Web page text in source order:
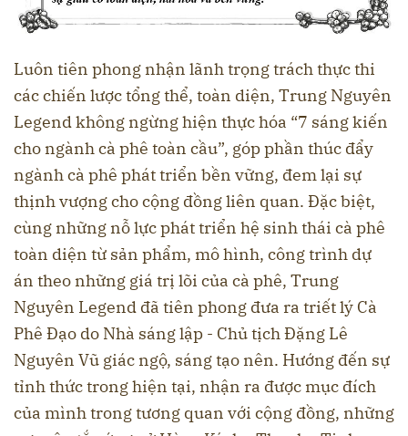
Luôn tiên phong nhận lãnh trọng trách thực thi
các chiến lược tổng thể, toàn diện, Trung Nguyên
Legend không ngừng hiện thực hóa “7 sáng kiến
cho ngành cà phê toàn cầu”, góp phần thúc đẩy
ngành cà phê phát triển bền vững, đem lại sự
thịnh vượng cho cộng đồng liên quan. Đặc biệt,
cùng những nỗ lực phát triển hệ sinh thái cà phê
toàn diện từ sản phẩm, mô hình, công trình dự
án theo những giá trị lõi của cà phê, Trung
Nguyên Legend đã tiên phong đưa ra triết lý Cà
Phê Đạo do Nhà sáng lập - Chủ tịch Đặng Lê
Nguyên Vũ giác ngộ, sáng tạo nên. Hướng đến sự
tỉnh thức trong hiện tại, nhận ra được mục đích
của mình trong tương quan với cộng đồng, những